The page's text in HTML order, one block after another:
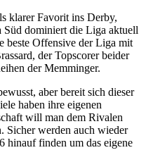
klarer Favorit ins Derby,
Süd dominiert die Liga aktuell
beste Offensive der Liga mit
der Topscorer beider
der Memminger.
aber bereit sich dieser
haben ihre eigenen
will man dem Rivalen
Sicher werden auch wieder
hinauf finden um das eigene